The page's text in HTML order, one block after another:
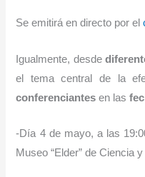
Se emitirá en directo por el
Igualmente, desde
el tema central de la
conferenciantesen las
-Día 4 de mayo, a las
Museo “Elder” de Ciencia